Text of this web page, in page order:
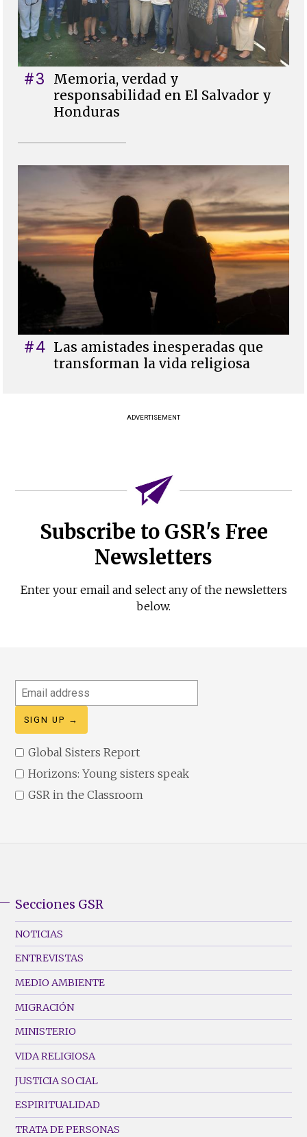
#3
Memoria, verdad y
responsabilidad en El Salvador y
Honduras
#4 Las amistades inesperadas que
transforman la vida religiosa
ADVERTISEMENT
Subscribe to GSR's Free
Newsletters
Enter your email and select any of the newsletters
below.
Email
address
Global Sisters Report
Horizons: Young sisters speak
GSR in the Classroom
Footer
Menu
(Left)
Secciones GSR
NOTICIAS
ENTREVISTAS
MEDIO AMBIENTE
MIGRACIÓN
MINISTERIO
VIDA RELIGIOSA
JUSTICIA SOCIAL
ESPIRITUALIDAD
TRATA DE PERSONAS